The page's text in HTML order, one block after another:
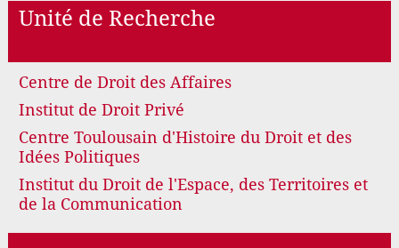
Unité de Recherche
Centre de Droit des Affaires
Institut de Droit Privé
Centre Toulousain d'Histoire du Droit et des
Idées Politiques
Institut du Droit de l'Espace, des Territoires et
de la Communication